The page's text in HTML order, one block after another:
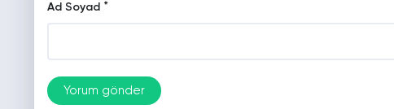
Ad Soyad *